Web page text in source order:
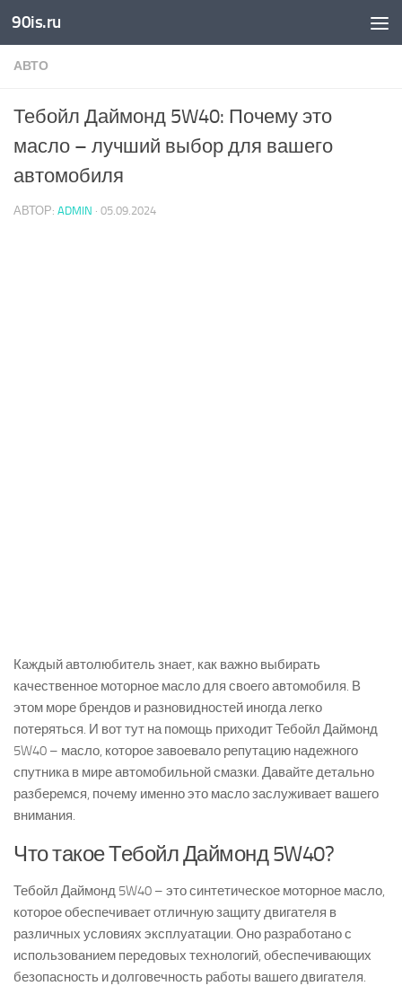
Skip to content
90is.ru
АВТО
Тебойл Даймонд 5W40: Почему это
масло – лучший выбор для вашего
автомобиля
АВТОР: ADMIN · 05.09.2024
Каждый автолюбитель знает, как важно выбирать
качественное моторное масло для своего автомобиля. В
этом море брендов и разновидностей иногда легко
потеряться. И вот тут на помощь приходит Тебойл Даймонд
5W40 – масло, которое завоевало репутацию надежного
спутника в мире автомобильной смазки. Давайте детально
разберемся, почему именно это масло заслуживает вашего
внимания.
Что такое Тебойл Даймонд 5W40?
Тебойл Даймонд 5W40 – это синтетическое моторное масло,
которое обеспечивает отличную защиту двигателя в
различных условиях эксплуатации. Оно разработано с
использованием передовых технологий, обеспечивающих
безопасность и долговечность работы вашего двигателя.